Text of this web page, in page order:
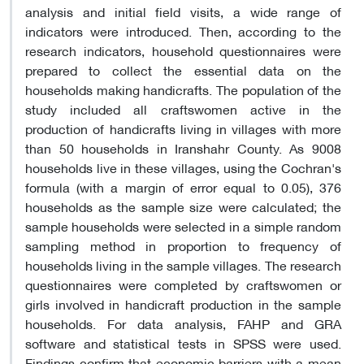
analysis and initial field visits, a wide range of
indicators were introduced. Then, according to the
research indicators, household questionnaires were
prepared to collect the essential data on the
households making handicrafts. The population of the
study included all craftswomen active in the
production of handicrafts living in villages with more
than 50 households in Iranshahr County. As 9008
households live in these villages, using the Cochran's
formula (with a margin of error equal to 0.05), 376
households as the sample size were calculated; the
sample households were selected in a simple random
sampling method in proportion to frequency of
households living in the sample villages. The research
questionnaires were completed by craftswomen or
girls involved in handicraft production in the sample
households. For data analysis, FAHP and GRA
software and statistical tests in SPSS were used.